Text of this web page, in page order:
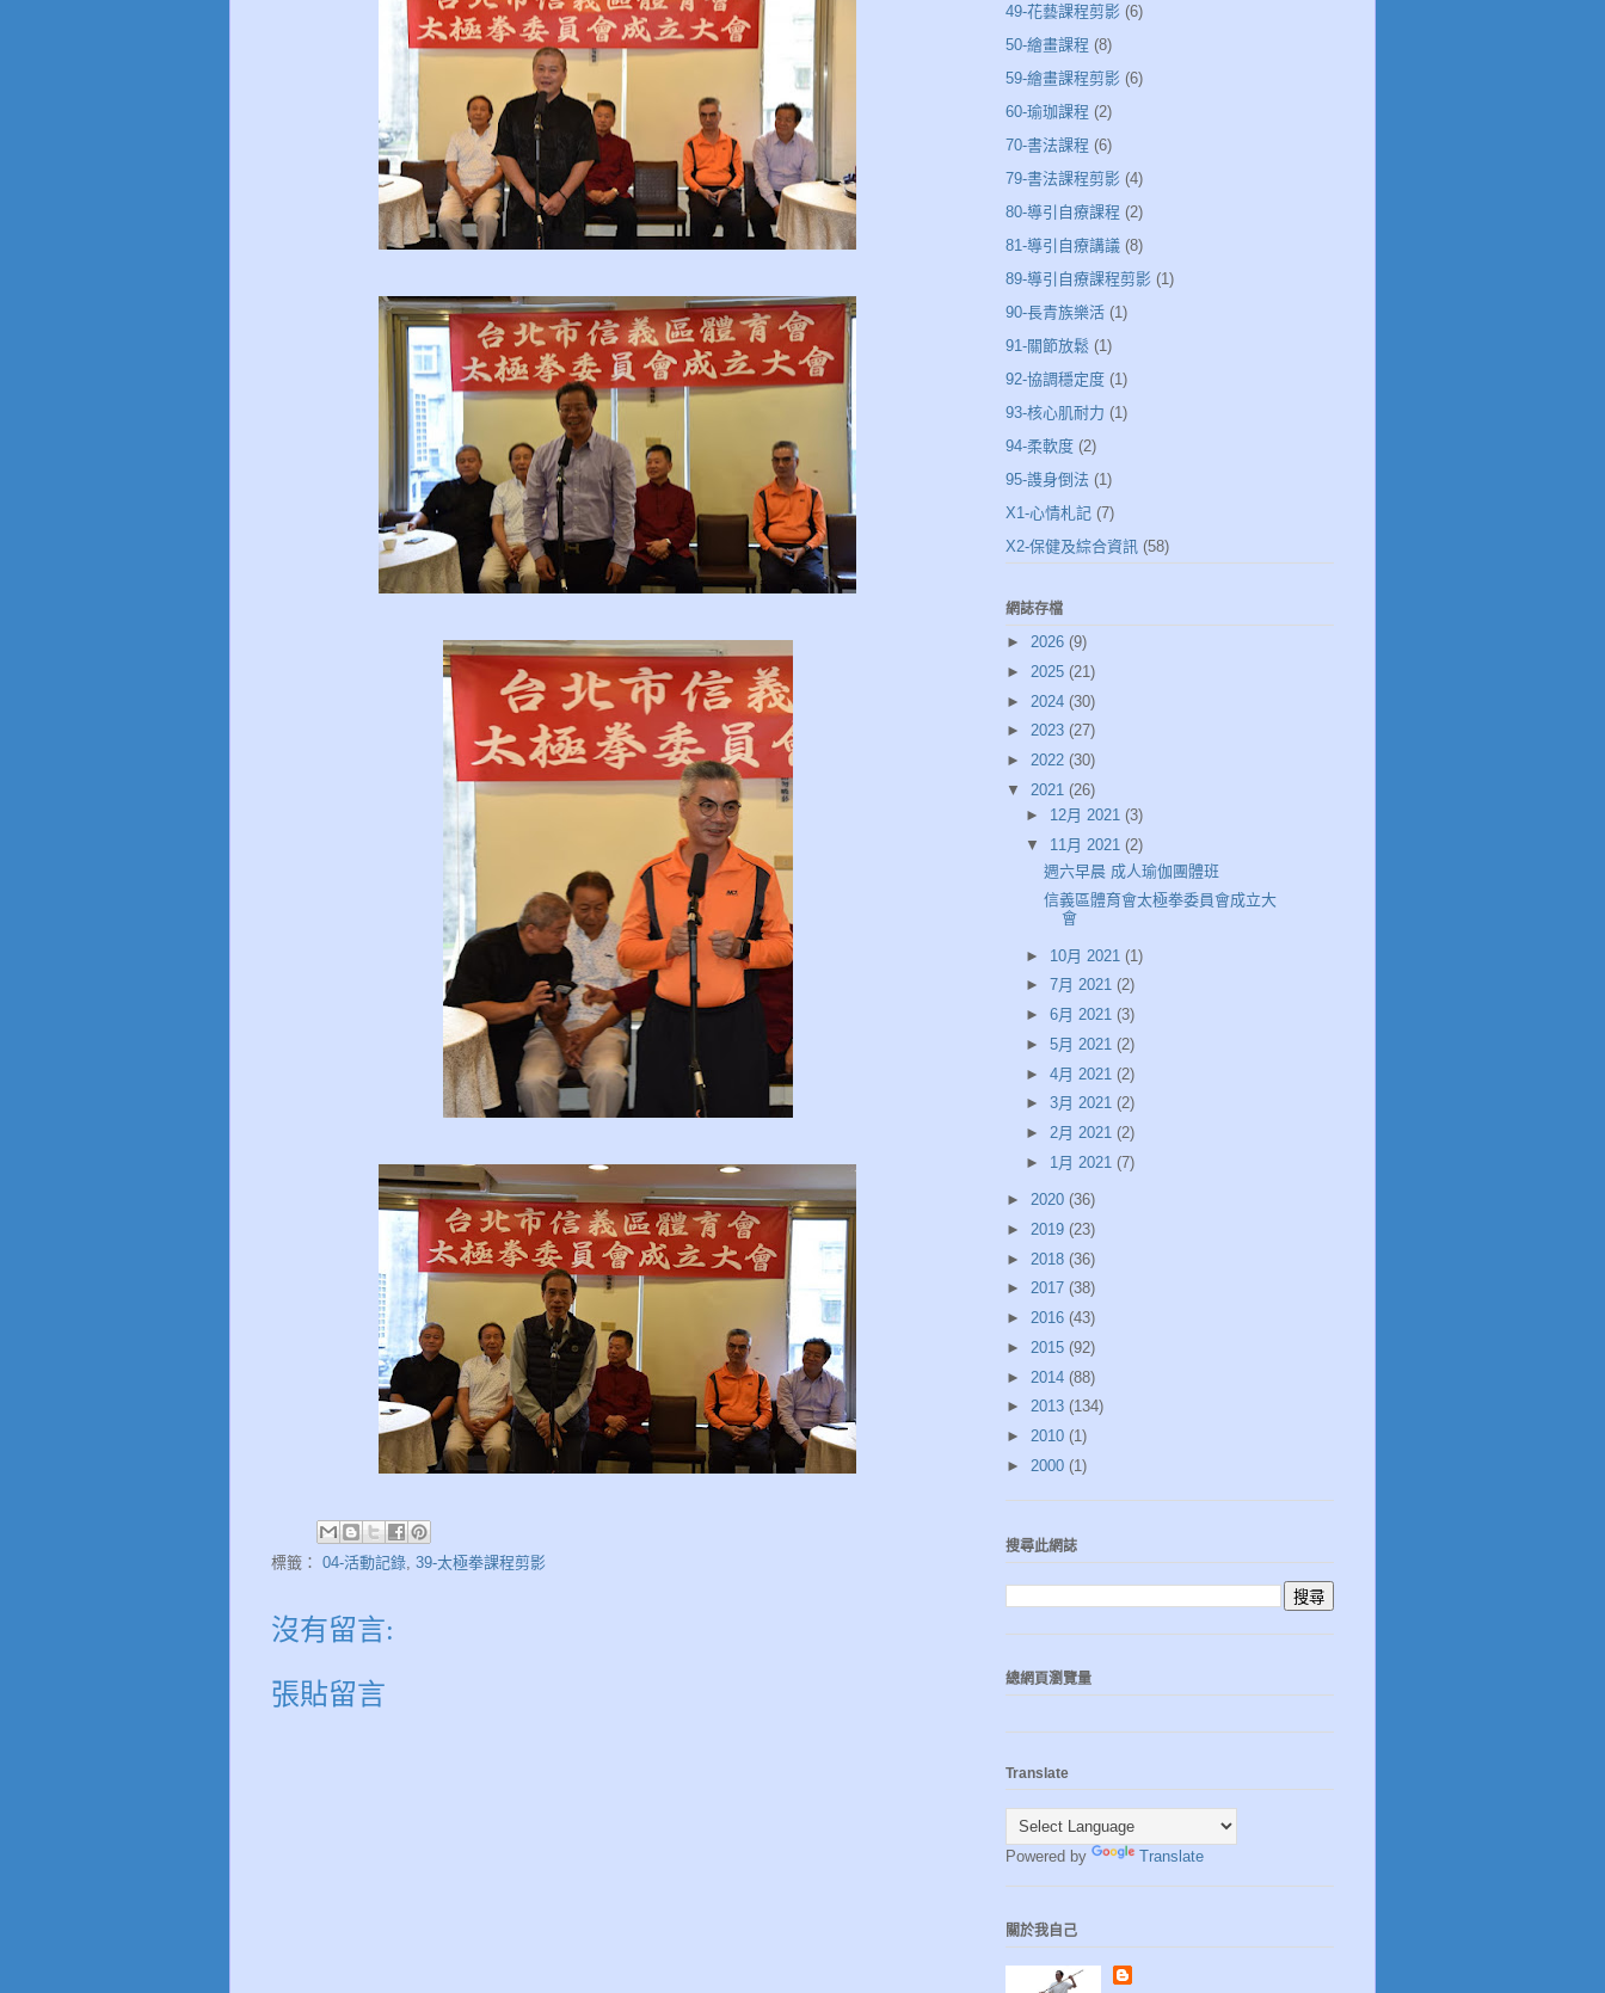
標籤： 04-活動記錄 39-太極拳課程剪影
沒有留言:
張貼留言
49-花藝課程剪影 (6)
50-繪畫課程 (8)
59-繪畫課程剪影 (6)
60-瑜珈課程 (2)
70-書法課程 (6)
79-書法課程剪影 (4)
80-導引自療課程 (2)
81-導引自療講議 (8)
89-導引自療課程剪影 (1)
90-長青族樂活 (1)
91-關節放鬆 (1)
92-協調穩定度 (1)
93-核心肌耐力 (1)
94-柔軟度 (2)
95-謢身倒法 (1)
X1-心情札記 (7)
X2-保健及綜合資訊 (58)
網誌存檔
► 2026 (9)
► 2025 (21)
► 2024 (30)
► 2023 (27)
► 2022 (30)
▼ 2021 (26)
► 12月 2021 (3)
▼ 11月 2021 (2)
週六早晨 成人瑜伽團體班
信義區體育會太極拳委員會成立大
會
► 10月 2021 (1)
► 7月 2021 (2)
► 6月 2021 (3)
► 5月 2021 (2)
► 4月 2021 (2)
► 3月 2021 (2)
► 2月 2021 (2)
► 1月 2021 (7)
► 2020 (36)
► 2019 (23)
► 2018 (36)
► 2017 (38)
► 2016 (43)
► 2015 (92)
► 2014 (88)
► 2013 (134)
► 2010 (1)
► 2000 (1)
搜尋此網誌
總網頁瀏覽量
Translate
Powered by Translate
關於我自己